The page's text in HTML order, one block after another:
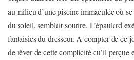
au milieu d’une piscine immaculée où
du soleil, semblait sourire. L’épaulard
fantaisies du dresseur. A compter de ce
de rêver de cette complicité qu’il perçue